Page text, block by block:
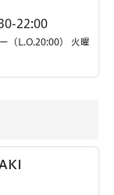
22:00
（L.O.20:00） 火曜